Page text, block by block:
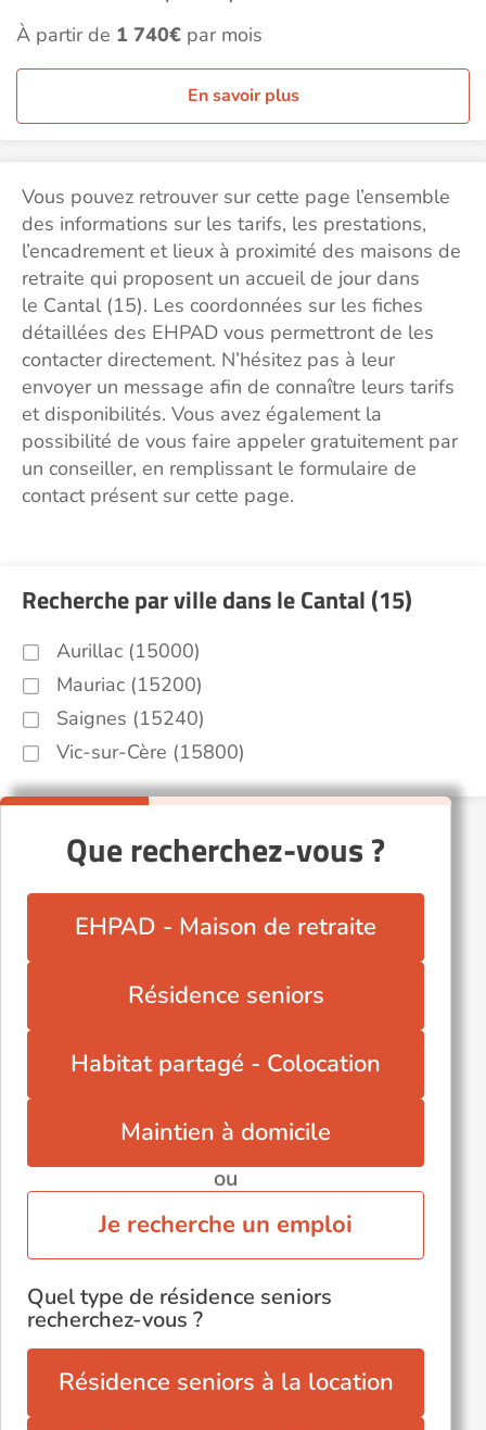
À partir de 1 740€ par mois
En savoir plus
Vous pouvez retrouver sur cette page l’ensemble
des informations sur les tarifs, les prestations,
l’encadrement et lieux à proximité des maisons de
retraite qui proposent un accueil de jour dans
le Cantal (15). Les coordonnées sur les fiches
détaillées des EHPAD vous permettront de les
contacter directement. N’hésitez pas à leur
envoyer un message afin de connaître leurs tarifs
et disponibilités. Vous avez également la
possibilité de vous faire appeler gratuitement par
un conseiller, en remplissant le formulaire de
contact présent sur cette page.
Recherche par ville dans le Cantal (15)
Aurillac (15000)
Mauriac (15200)
Saignes (15240)
Vic-sur-Cère (15800)
Que recherchez-vous ?
EHPAD - Maison de retraite
Résidence seniors
Habitat partagé - Colocation
Maintien à domicile
ou
Je recherche un emploi
Quel type de résidence seniors
recherchez-vous ?
Résidence seniors à la location